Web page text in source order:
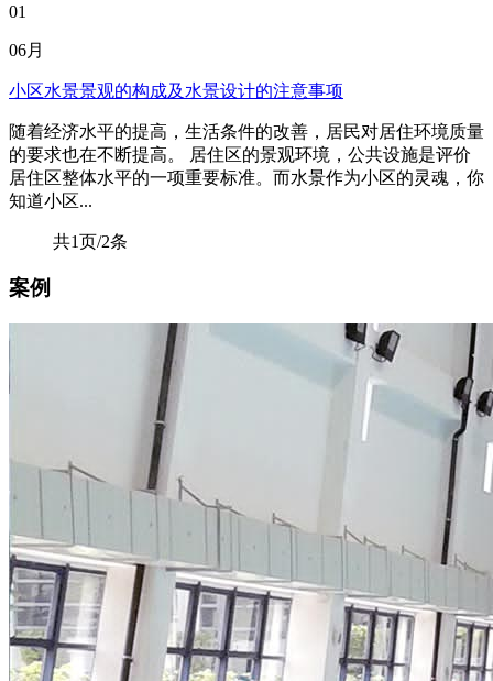
01
06月
小区水景景观的构成及水景设计的注意事项
随着经济水平的提高，生活条件的改善，居民对居住环境质量
的要求也在不断提高。 居住区的景观环境，公共设施是评价
居住区整体水平的一项重要标准。而水景作为小区的灵魂，你
知道小区...
共1页/2条
案例